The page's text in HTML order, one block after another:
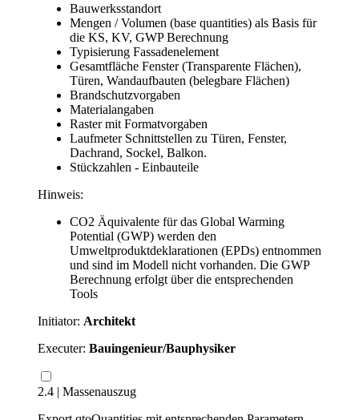
Bauwerksstandort
Mengen / Volumen (base quantities) als Basis für
die KS, KV, GWP Berechnung
Typisierung Fassadenelement
Gesamtfläche Fenster (Transparente Flächen),
Türen, Wandaufbauten (belegbare Flächen)
Brandschutzvorgaben
Materialangaben
Raster mit Formatvorgaben
Laufmeter Schnittstellen zu Türen, Fenster,
Dachrand, Sockel, Balkon.
Stückzahlen - Einbauteile
Hinweis:
CO2 Äquivalente für das Global Warming
Potential (GWP) werden den
Umweltproduktdeklarationen (EPDs) entnommen
und sind im Modell nicht vorhanden. Die GWP
Berechnung erfolgt über die entsprechenden
Tools
Initiator: Architekt
Executer: Bauingenieur/Bauphysiker
2.4 | Massenauszug